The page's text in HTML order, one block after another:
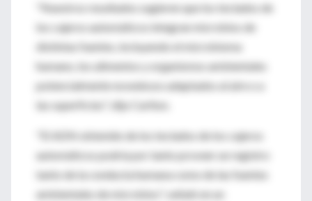
"Nuestros resultados sugieren que los teclados de
los cajeros automáticos integran microbios de
distintas fuentes, incluyendo el microbioma
humano, los alimentos y organismos ambientales
potencialmente novedosos adaptados al aire o a
las superficies", dijo Carlton.
"El ADN obtenido de los teclados de los cajeros
automáticos podría por tanto proveer un registro
tanto de la conducta humana como de las fuentes
ambientales de microbios", señaló en un